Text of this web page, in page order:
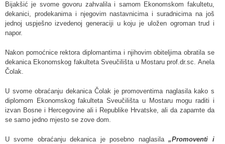
Bijakšić je svome govoru zahvalila i samom Ekonomskom fakultetu,
dekanici, prodekanima i njegovim nastavnicima i suradnicima na još
jednoj uspješno izvedenoj generaciji u koju je uložen ogroman trud i
napor.
Nakon pomoćnice rektora diplomantima i njihovim obiteljima obratila se
dekanica Ekonomskog fakulteta Sveučilišta u Mostaru prof.dr.sc. Anela
Čolak.
U svome obraćanju dekanica Čolak je promoventima naglasila kako s
diplomom Ekonomskog fakulteta Sveučilišta u Mostaru mogu raditi i
izvan Bosne i Hercegovine ali i Republike Hrvatske, ali da zapamte da
se samo jedno mjesto se zove dom.
U svome obraćanju dekanica je posebno naglasila „Promoventi i